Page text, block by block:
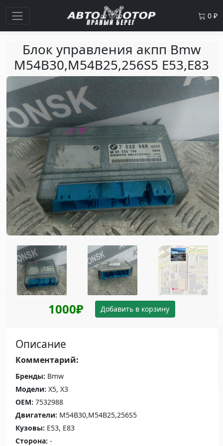
0 ₽
Блок управления акпп Bmw
M54B30,M54B25,256S5 E53,E83
1000₽ Добавить в корзину
Описание
Комментарий:
Бренды: Bmw
Модели: X5, X3
OEM: 7532988
Двигатели: M54B30,M54B25,256S5
Кузовы: E53, E83
Сторона: -